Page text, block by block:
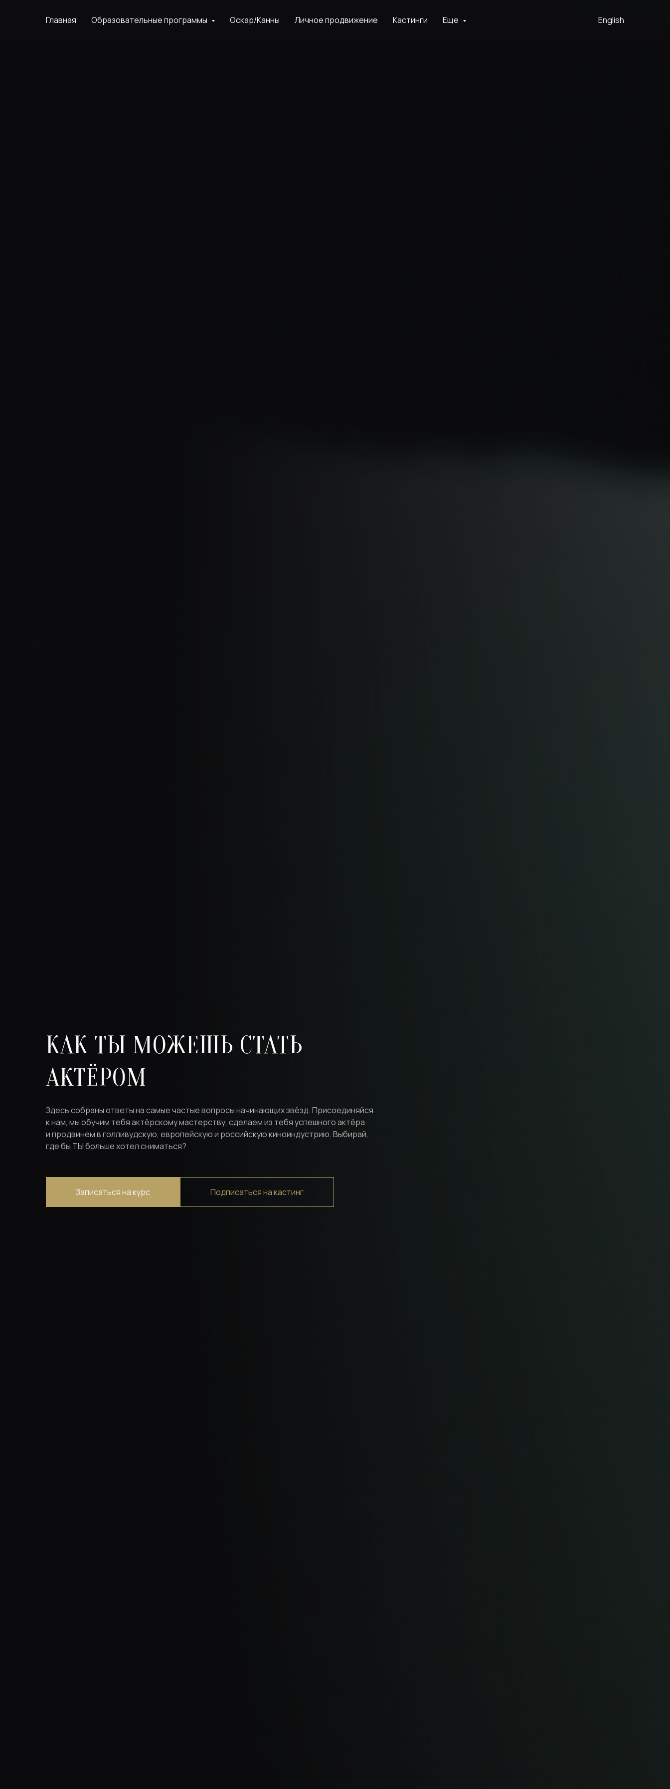
Главная Образовательные программы Оскар/Канны Личное продвижение Кастинги Еще English
КАК ТЫ МОЖЕШЬ СТАТЬ
АКТЁРОМ
Здесь собраны ответы на самые частые вопросы начинающих звёзд. Присоединяйся
к нам, мы обучим тебя актёрскому мастерству, сделаем из тебя успешного актёра
и продвинем в голливудскую, европейскую и российскую киноиндустрию. Выбирай,
где бы ТЫ больше хотел сниматься?
Записаться на курс Подписаться на кастинг